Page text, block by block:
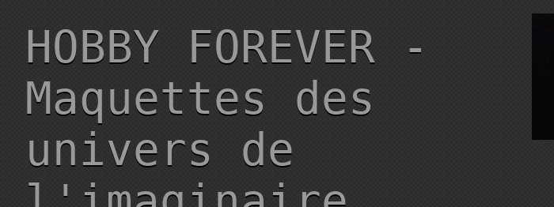
HOBBY FOREVER -
Maquettes des
univers de